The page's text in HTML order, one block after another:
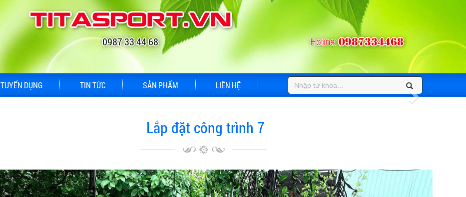
titasport.vn
0987 33 44 68 Hotine:0987334468
TUYỂN DỤNG TIN TỨC SẢN PHẨM LIÊN HỆ
Lắp đặt công trình 7